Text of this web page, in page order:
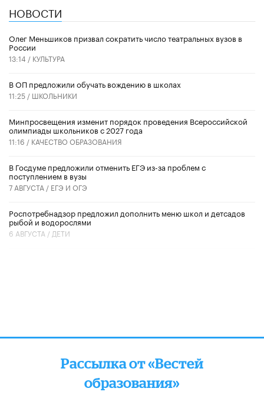
НОВОСТИ
Олег Меньшиков призвал сократить число театральных вузов в
России
13:14 / КУЛЬТУРА
В ОП предложили обучать вождению в школах
11:25 / ШКОЛЬНИКИ
Минпросвещения изменит порядок проведения Всероссийской
олимпиады школьников с 2027 года
11:16 / КАЧЕСТВО ОБРАЗОВАНИЯ
В Госдуме предложили отменить ЕГЭ из-за проблем с
поступлением в вузы
7 АВГУСТА / ЕГЭ И ОГЭ
Роспотребнадзор предложил дополнить меню школ и детсадов
рыбой и водорослями
6 АВГУСТА / ДЕТИ
Рассылка от «Вестей
образования»